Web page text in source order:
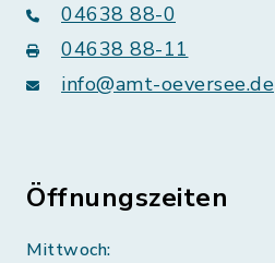
04638 88-0
04638 88-11
info@amt-oeversee.de
Öffnungszeiten
Mittwoch: